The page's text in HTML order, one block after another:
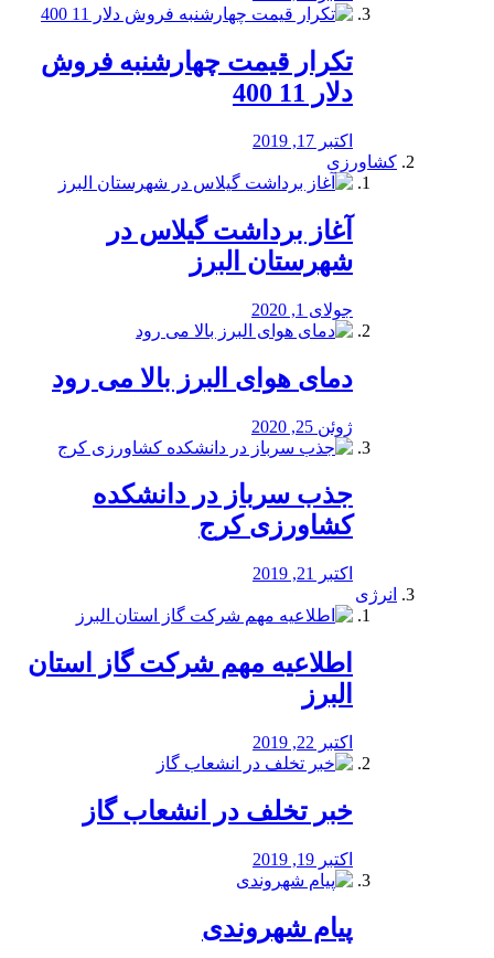
تکرار قیمت چهارشنبه فروش
دلار 11 400
اکتبر 17, 2019
کشاورزی
آغاز برداشت گیلاس در
شهرستان البرز
جولای 1, 2020
دمای هوای البرز بالا می رود
ژوئن 25, 2020
جذب سرباز در دانشکده
کشاورزی کرج
اکتبر 21, 2019
انرژی
️اطلاعیه مهم شرکت گاز استان
البرز
اکتبر 22, 2019
خبر تخلف در انشعاب گاز
اکتبر 19, 2019
پیام شهروندی